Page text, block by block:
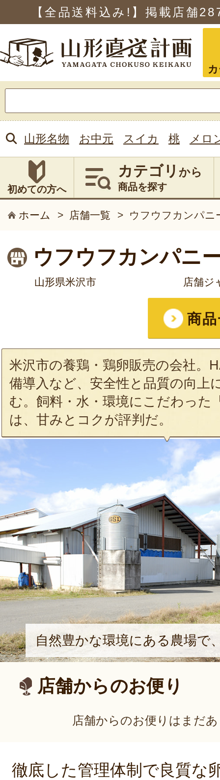
【全品送料込み!】掲載店舗
索:
山形名物 お中元 スイカ 桃 メロ
初めての方へ
カテゴリ から
商品を探す
ホーム > 店舗一覧 > ウフウフカンパニ
ウフウフカンパニ
山形県米沢市 店舗ジ
商
米沢市の養鶏・鶏卵販売の会社。
備導入など、安全性と品質の向上
む。飼料・水・環境にこだわった
は、甘みとコクが評判だ。
自然豊かな環境にある農場で
店舗からのお便り
店舗からのお便りはまだ
徹底した管理体制で良質な